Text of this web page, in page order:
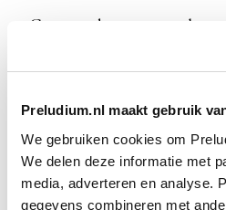
Preludium.nl maakt gebruik
We gebruiken cookies om
We delen deze informatie met
media, adverteren en analyse.
gegevens combineren met
Geen resultaten gevonden